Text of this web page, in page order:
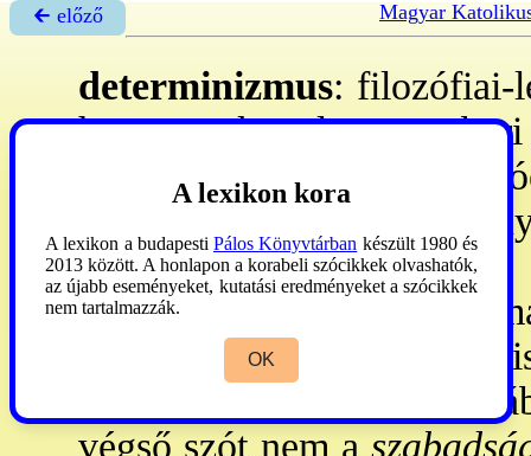
🡰 előző Magyar
determinizmus: filozófiai-
hogy az akaratlagos
ill. a közreható
meghatározzák. - Az
→indeterminizmussal áll
lélektan
ból vett érvre
átláthatatlan, rugóik a
homályába vesznek.
végső szót nem a
A lexikon kora
A lexikon a budapesti Pálos Könyvtárban készült 1980 és
2013 között. A honlapon a korabeli szócikkek olvashatók,
az újabb eseményeket, kutatási eredményeket a szócikkek
nem tartalmazzák.
OK